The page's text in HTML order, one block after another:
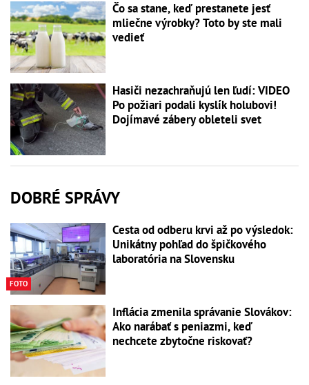
Čo sa stane, keď prestanete jesť
mliečne výrobky? Toto by ste mali
vedieť
Hasiči nezachraňujú len ľudí: VIDEO
Po požiari podali kyslík holubovi!
Dojímavé zábery obleteli svet
DOBRÉ SPRÁVY
FOTO
Cesta od odberu krvi až po výsledok:
Unikátny pohľad do špičkového
laboratória na Slovensku
Inflácia zmenila správanie Slovákov:
Ako narábať s peniazmi, keď
nechcete zbytočne riskovať?